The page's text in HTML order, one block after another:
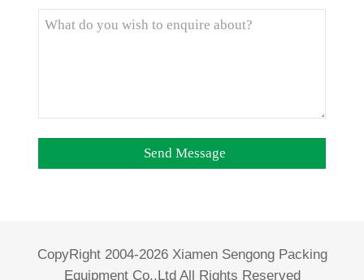
CopyRight 2004-2026 Xiamen Sengong Packing
Equipment Co.,Ltd All Rights Reserved